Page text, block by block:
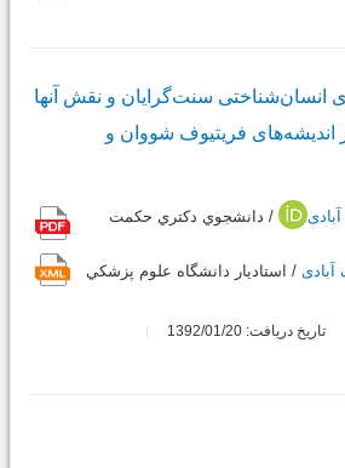
انسان‌شناختی سنت‌گرایان و نقش آنها
بر اندیشه‌های فریتیوف شووان و
/ دانشجوي دكتري حكمت
/ استاديار دانشگاه علوم پزشكي
تاریخ دریافت: 1392/01/20